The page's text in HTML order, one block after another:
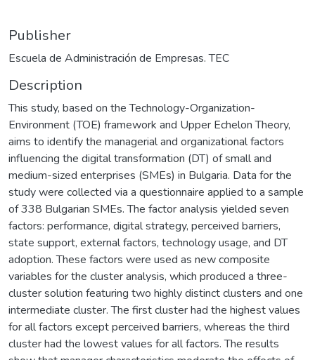
Publisher
Escuela de Administración de Empresas. TEC
Description
This study, based on the Technology-Organization-
Environment (TOE) framework and Upper Echelon Theory,
aims to identify the managerial and organizational factors
influencing the digital transformation (DT) of small and
medium-sized enterprises (SMEs) in Bulgaria. Data for the
study were collected via a questionnaire applied to a sample
of 338 Bulgarian SMEs. The factor analysis yielded seven
factors: performance, digital strategy, perceived barriers,
state support, external factors, technology usage, and DT
adoption. These factors were used as new composite
variables for the cluster analysis, which produced a three-
cluster solution featuring two highly distinct clusters and one
intermediate cluster. The first cluster had the highest values
for all factors except perceived barriers, whereas the third
cluster had the lowest values for all factors. The results